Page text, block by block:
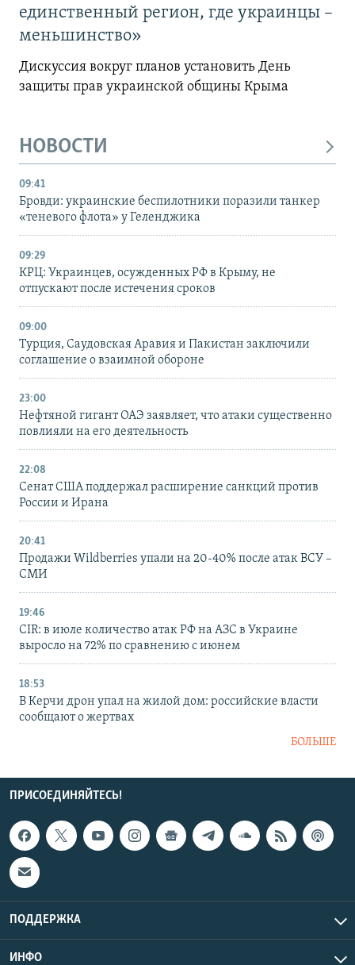
единственный регион, где украинцы –
меньшинство»
Дискуссия вокруг планов установить День
защиты прав украинской общины Крыма
НОВОСТИ
09:41
Бровди: украинские беспилотники поразили танкер
«теневого флота» у Геленджика
09:29
КРЦ: Украинцев, осужденных РФ в Крыму, не
отпускают после истечения сроков
09:00
Турция, Саудовская Аравия и Пакистан заключили
соглашение о взаимной обороне
23:00
Нефтяной гигант ОАЭ заявляет, что атаки существенно
повлияли на его деятельность
22:08
Сенат США поддержал расширение санкций против
России и Ирана
20:41
Продажи Wildberries упали на 20-40% после атак ВСУ –
СМИ
19:46
CIR: в июле количество атак РФ на АЗС в Украине
выросло на 72% по сравнению с июнем
18:53
В Керчи дрон упал на жилой дом: российские власти
сообщают о жертвах
БОЛЬШЕ
ПРИСОЕДИНЯЙТЕСЬ!
ПОДДЕРЖКА
ИНФО